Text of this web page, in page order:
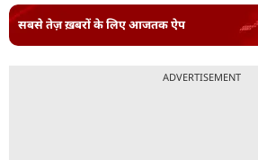
सबसे तेज़ ख़बरों के लिए आजतक ऐप
ADVERTISEMENT